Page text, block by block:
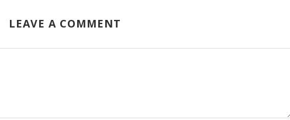
LEAVE A COMMENT